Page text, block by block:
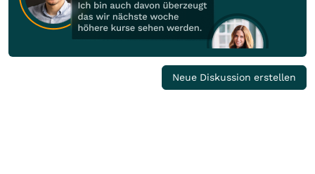
Neue Diskussion erstellen